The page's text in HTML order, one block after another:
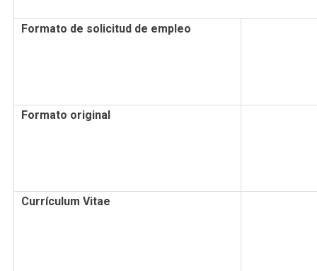
Formato de solicitud de empleo
Formato original
Currículum Vitae